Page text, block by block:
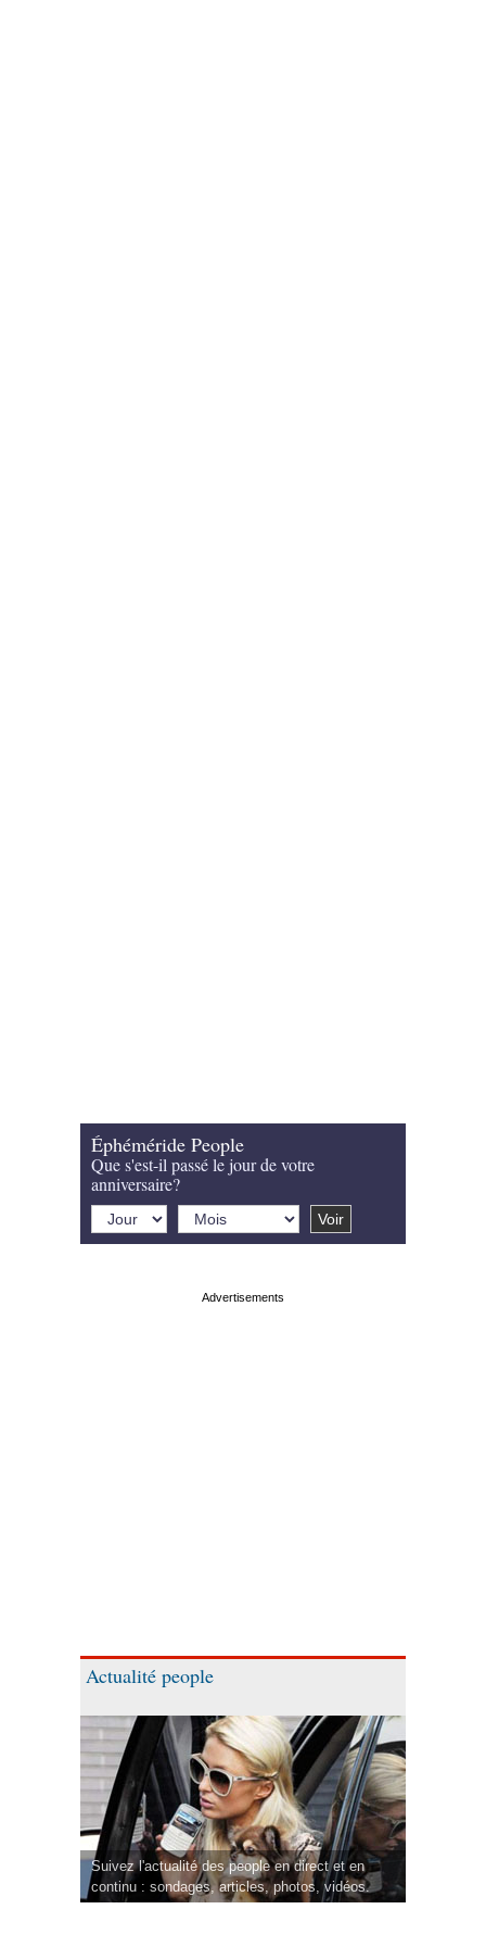
Éphéméride People
Que s'est-il passé le jour de votre
anniversaire?
Actualité people
Suivez l'actualité des people en direct et en
continu : sondages, articles, photos, vidéos.